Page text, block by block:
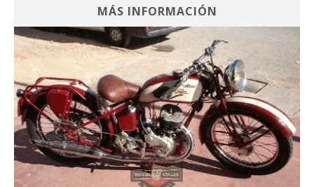
MÁS INFORMACIÓN